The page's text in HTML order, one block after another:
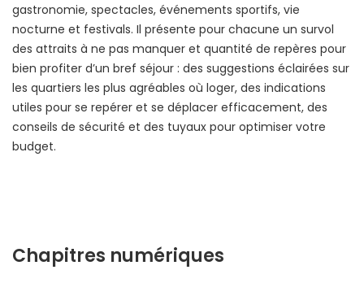
gastronomie, spectacles, événements sportifs, vie
nocturne et festivals. Il présente pour chacune un survol
des attraits à ne pas manquer et quantité de repères pour
bien profiter d’un bref séjour : des suggestions éclairées sur
les quartiers les plus agréables où loger, des indications
utiles pour se repérer et se déplacer efficacement, des
conseils de sécurité et des tuyaux pour optimiser votre
budget.
Chapitres numériques